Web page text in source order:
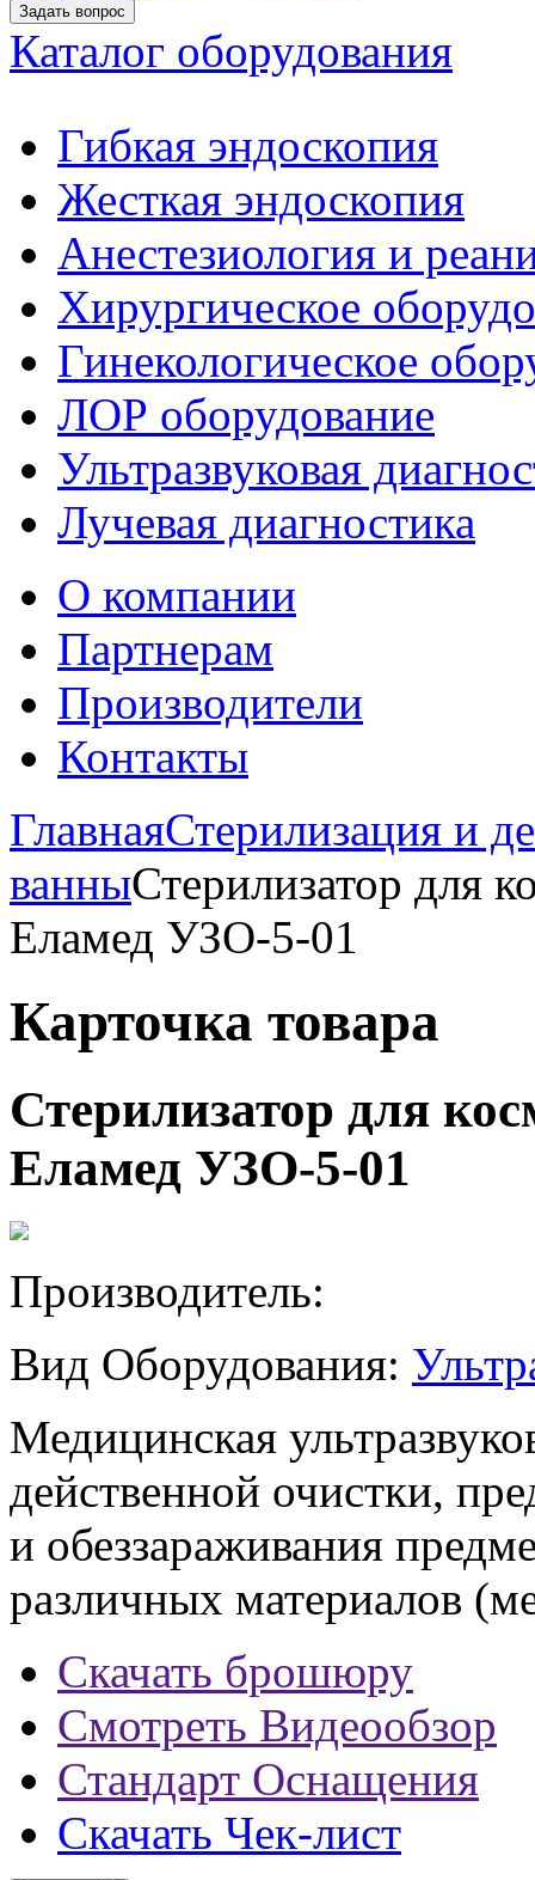
Задать вопрос
Каталог оборудования
Гибкая эндоскопия
Жесткая эндоскопия
Анестезиология и
Хирургическое
Гинекологическое
ЛОР оборудование
Ультразвуковая
Лучевая диагностика
О компании
Партнерам
Производители
Контакты
ГлавнаяСтерилизация и
ванныСтерилизатор для
Еламед УЗО-5-01
Карточка товара
Стерилизатор для
Еламед УЗО-5-01
Производитель:
Вид Оборудования:
Медицинская
действенной очистки,
и обеззараживания
различных материалов
Скачать брошюру
Смотреть Видеообзор
Стандарт Оснащения
Скачать Чек-лист